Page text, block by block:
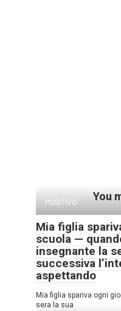
You
POSITIVO
Mia figlia
scuola —
insegnante la
successiva
aspettando
Mia figlia spariva ogni
sera la sua